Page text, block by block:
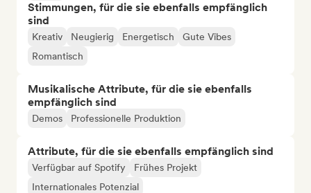
Stimmungen, für die sie ebenfalls empfänglich
sind
Kreativ Neugierig Energetisch
Gute Vibes
Romantisch
Musikalische Attribute, für die sie ebenfalls
empfänglich sind
Demos Professionelle Produktion
Attribute, für die sie ebenfalls empfänglich sind
Verfügbar auf Spotify
Frühes Projekt
Internationales Potenzial